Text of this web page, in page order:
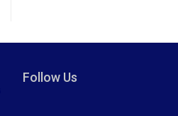
Follow Us